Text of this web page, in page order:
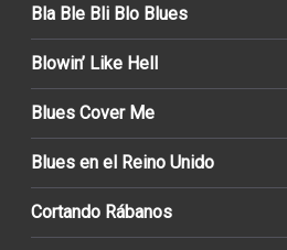
Bla Ble Bli Blo Blues
Blowin’ Like Hell
Blues Cover Me
Blues en el Reino Unido
Cortando Rábanos